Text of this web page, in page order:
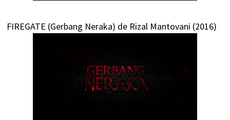
FIREGATE (Gerbang Neraka) de Rizal Mantovani (2016)